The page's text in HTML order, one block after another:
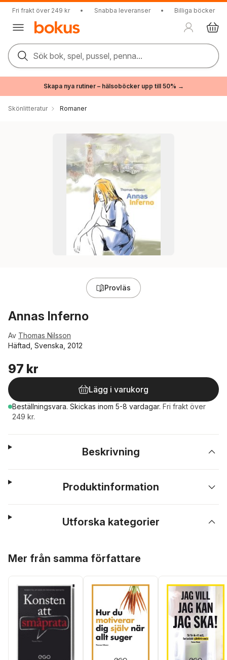
Fri frakt över 249 kr • Snabba leveranser • Billiga böcker
Sök bok, spel, pussel, penna...
Skapa nya rutiner – hälsoböcker upp till 50% →
Skönlitteratur Romaner
Provläs
Annas Inferno
Av Thomas Nilsson
Häftad, Svenska, 2012
97 kr
Lägg i varukorg
Beställningsvara. Skickas inom 5-8 vardagar. Fri frakt över
249 kr.
Beskrivning
Produktinformation
Utforska kategorier
Mer från samma författare